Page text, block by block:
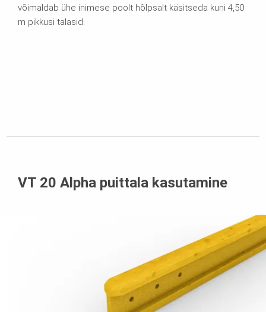
võimaldab ühe inimese poolt hõlpsalt käsitseda kuni 4,50
m pikkusi talasid.
VT 20 Alpha puittala kasutamine